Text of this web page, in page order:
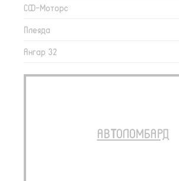
СФ-Моторс
Плеяда
Ангар 32
АВТОЛОМБАРД